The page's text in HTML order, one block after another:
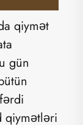
qiymət
gün
qiymətləri